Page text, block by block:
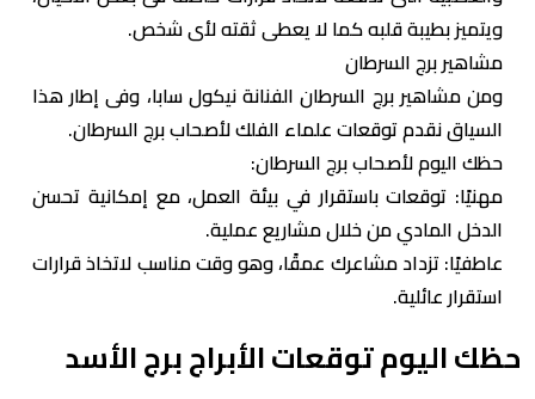
ويتميز بطيبة قلبه كما لا يعطى ثقته لأى شخص.
مشاهير برج السرطان
ومن مشاهير برج السرطان الفنانة نيكول سابا، وفى إطار هذا
السياق نقدم توقعات علماء الفلك لأصحاب برج السرطان.
حظك اليوم لأصحاب برج السرطان:
مهنيًا: توقعات باستقرار في بيئة العمل، مع إمكانية تحسن
الدخل المادي من خلال مشاريع عملية.
عاطفيًا: تزداد مشاعرك عمقًا، وهو وقت مناسب لاتخاذ قرارات
استقرار عائلية.
حظك اليوم توقعات الأبراج برج الأسد